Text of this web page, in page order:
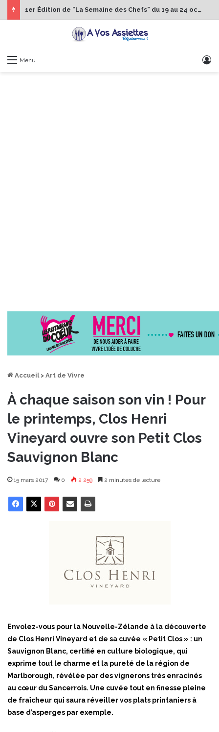
1er Édition de “La Semaine des Chefs” du 19 au 24 octobre 2026
Menu
Accueil > Art de Vivre
À chaque saison son vin ! Pour
le printemps, Clos Henri
Vineyard ouvre son Petit Clos
Sauvignon Blanc
15 mars 2017 0 2 259 2 minutes de lecture
Envolez-vous pour la Nouvelle-Zélande à la découverte
de Clos Henri Vineyard et de sa cuvée « Petit Clos » : un
Sauvignon Blanc, certifié en culture biologique, qui
exprime tout le charme et la pureté de la région de
Marlborough, révélée par des vignerons très enracinés
au cœur du Sancerrois. Une cuvée tout en finesse pleine
de fraîcheur qui saura réveiller vos plats printaniers à
base d’asperges par exemple.